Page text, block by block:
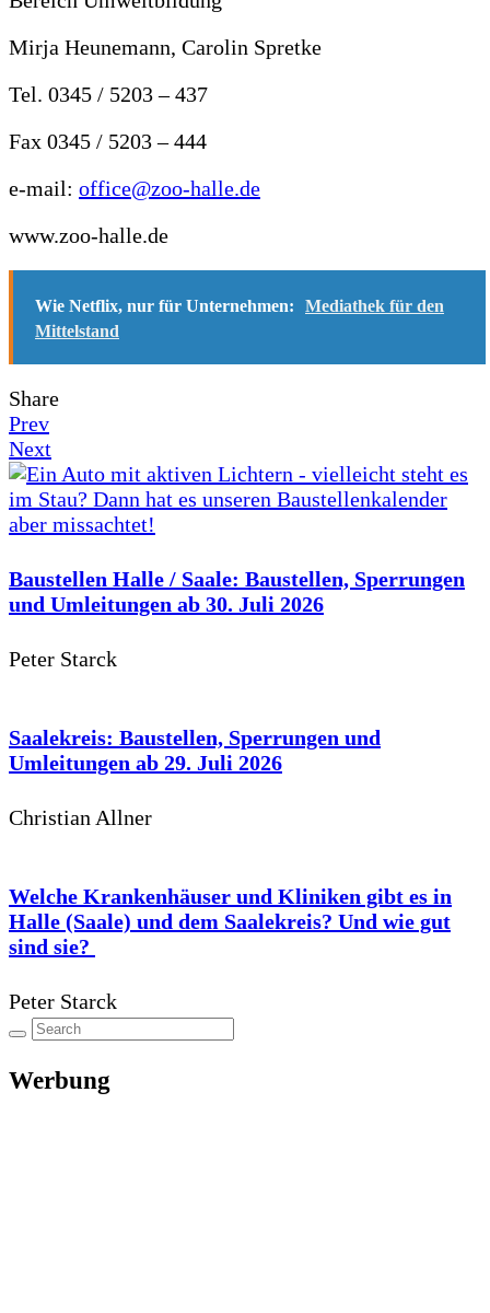
Mirja Heunemann, Carolin Spretke
Tel. 0345 / 5203 – 437
Fax 0345 / 5203 – 444
e-mail: office@zoo-halle.de
www.zoo-halle.de
Wie Netflix, nur für Unternehmen:
Mediathek für den
Mittelstand
Share
Prev
Next
Baustellen Halle / Saale: Baustellen, Sperrungen
und Umleitungen ab 30. Juli 2026
Peter Starck
Saalekreis: Baustellen, Sperrungen und
Umleitungen ab 29. Juli 2026
Christian Allner
Welche Krankenhäuser und Kliniken gibt es in
Halle (Saale) und dem Saalekreis? Und wie gut
sind sie?
Peter Starck
Werbung